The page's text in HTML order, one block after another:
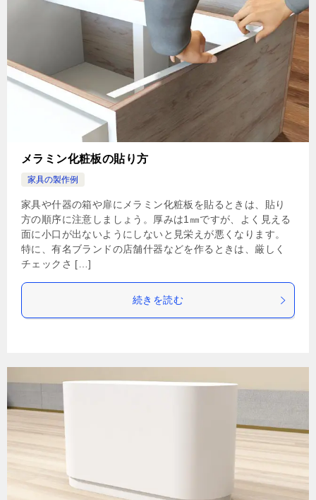
メラミン化粧板の貼り方
家具の製作例
家具や什器の箱や扉にメラミン化粧板を貼るときは、貼り
方の順序に注意しましょう。厚みは1㎜ですが、よく見える
面に小口が出ないようにしないと見栄えが悪くなります。
特に、有名ブランドの店舗什器などを作るときは、厳しく
チェックさ […]
続きを読む